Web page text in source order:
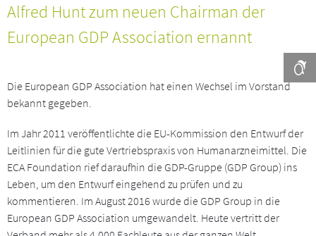
Alfred Hunt zum neuen Chairman der
European GDP Association ernannt
Die European GDP Association hat einen Wechsel im Vorstand
bekannt gegeben.
Im Jahr 2011 veröffentlichte die EU-Kommission den Entwurf der
Leitlinien für die gute Vertriebspraxis von Humanarzneimittel. Die
ECA Foundation rief daraufhin die GDP-Gruppe (GDP Group) ins
Leben, um den Entwurf eingehend zu prüfen und zu
kommentieren. Im August 2016 wurde die GDP Group in die
European GDP Association umgewandelt. Heute vertritt der